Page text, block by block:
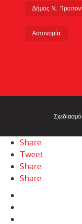
Δήμος Ν.
Αστυνομία
Share
Tweet
Share
Share